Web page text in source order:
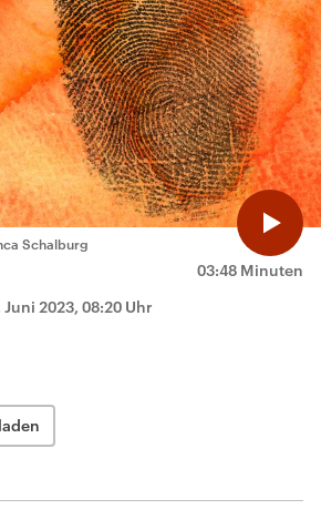
03:48 Minuten
Schalburg
Juni 2023, 08:20 Uhr